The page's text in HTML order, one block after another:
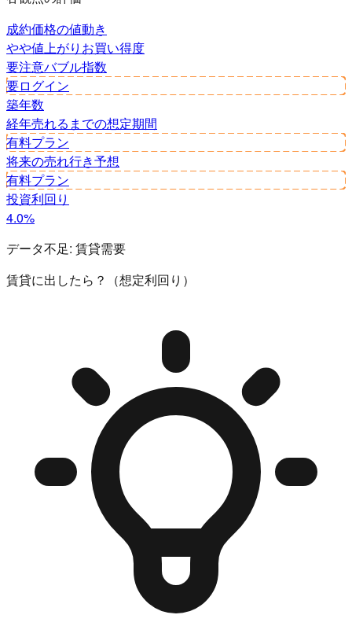
成約価格の値動き
やや値上がり お買い得度
要注意バブル指数
要ログイン
築年数
経年売れるまでの想定期間
有料プラン
将来の売れ行き予想
有料プラン
投資利回り
4.0%
データ不足: 賃貸需要
賃貸に出したら？（想定利回り）